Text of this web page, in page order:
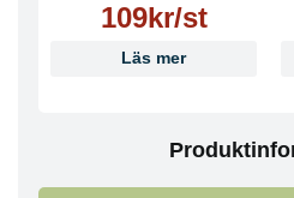
109kr/st
Läs mer